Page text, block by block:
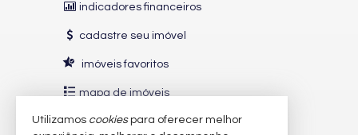
indicadores financeiros
cadastre seu imóvel
imóveis favoritos
mapa de imóveis
Utilizamos cookiespara oferecer melhor